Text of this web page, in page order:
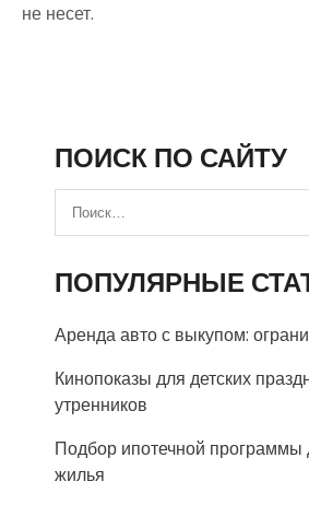
не несет.
ПОИСК ПО САЙТУ
ПОПУЛЯРНЫЕ
Аренда авто с выкупом:
Кинопоказы для детских
утренников
Подбор ипотечной программы
жилья